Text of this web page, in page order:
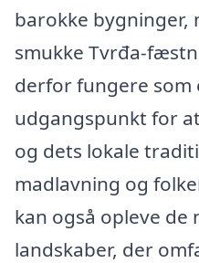
barokke bygninger,
smukke Tvrđa-
derfor fungere som
udgangspunkt for
og dets lokale
madlavning og
kan også opleve de
landskaber, der